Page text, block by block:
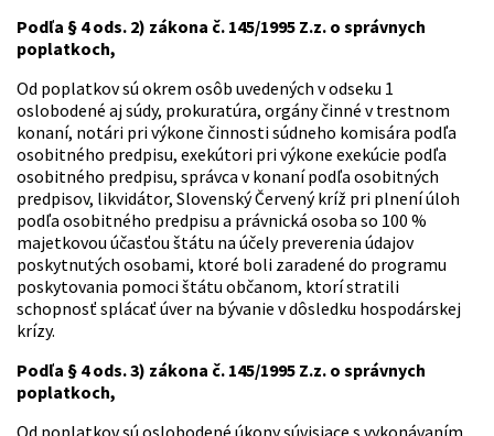
Podľa § 4 ods. 2) zákona č. 145/1995 Z.z. o správnych
poplatkoch,
Od poplatkov sú okrem osôb uvedených v odseku 1
oslobodené aj súdy, prokuratúra, orgány činné v trestnom
konaní, notári pri výkone činnosti súdneho komisára podľa
osobitného predpisu, exekútori pri výkone exekúcie podľa
osobitného predpisu, správca v konaní podľa osobitných
predpisov, likvidátor, Slovenský Červený kríž pri plnení úloh
podľa osobitného predpisu a právnická osoba so 100 %
majetkovou účasťou štátu na účely preverenia údajov
poskytnutých osobami, ktoré boli zaradené do programu
poskytovania pomoci štátu občanom, ktorí stratili
schopnosť splácať úver na bývanie v dôsledku hospodárskej
krízy.
Podľa § 4 ods. 3) zákona č. 145/1995 Z.z. o správnych
poplatkoch,